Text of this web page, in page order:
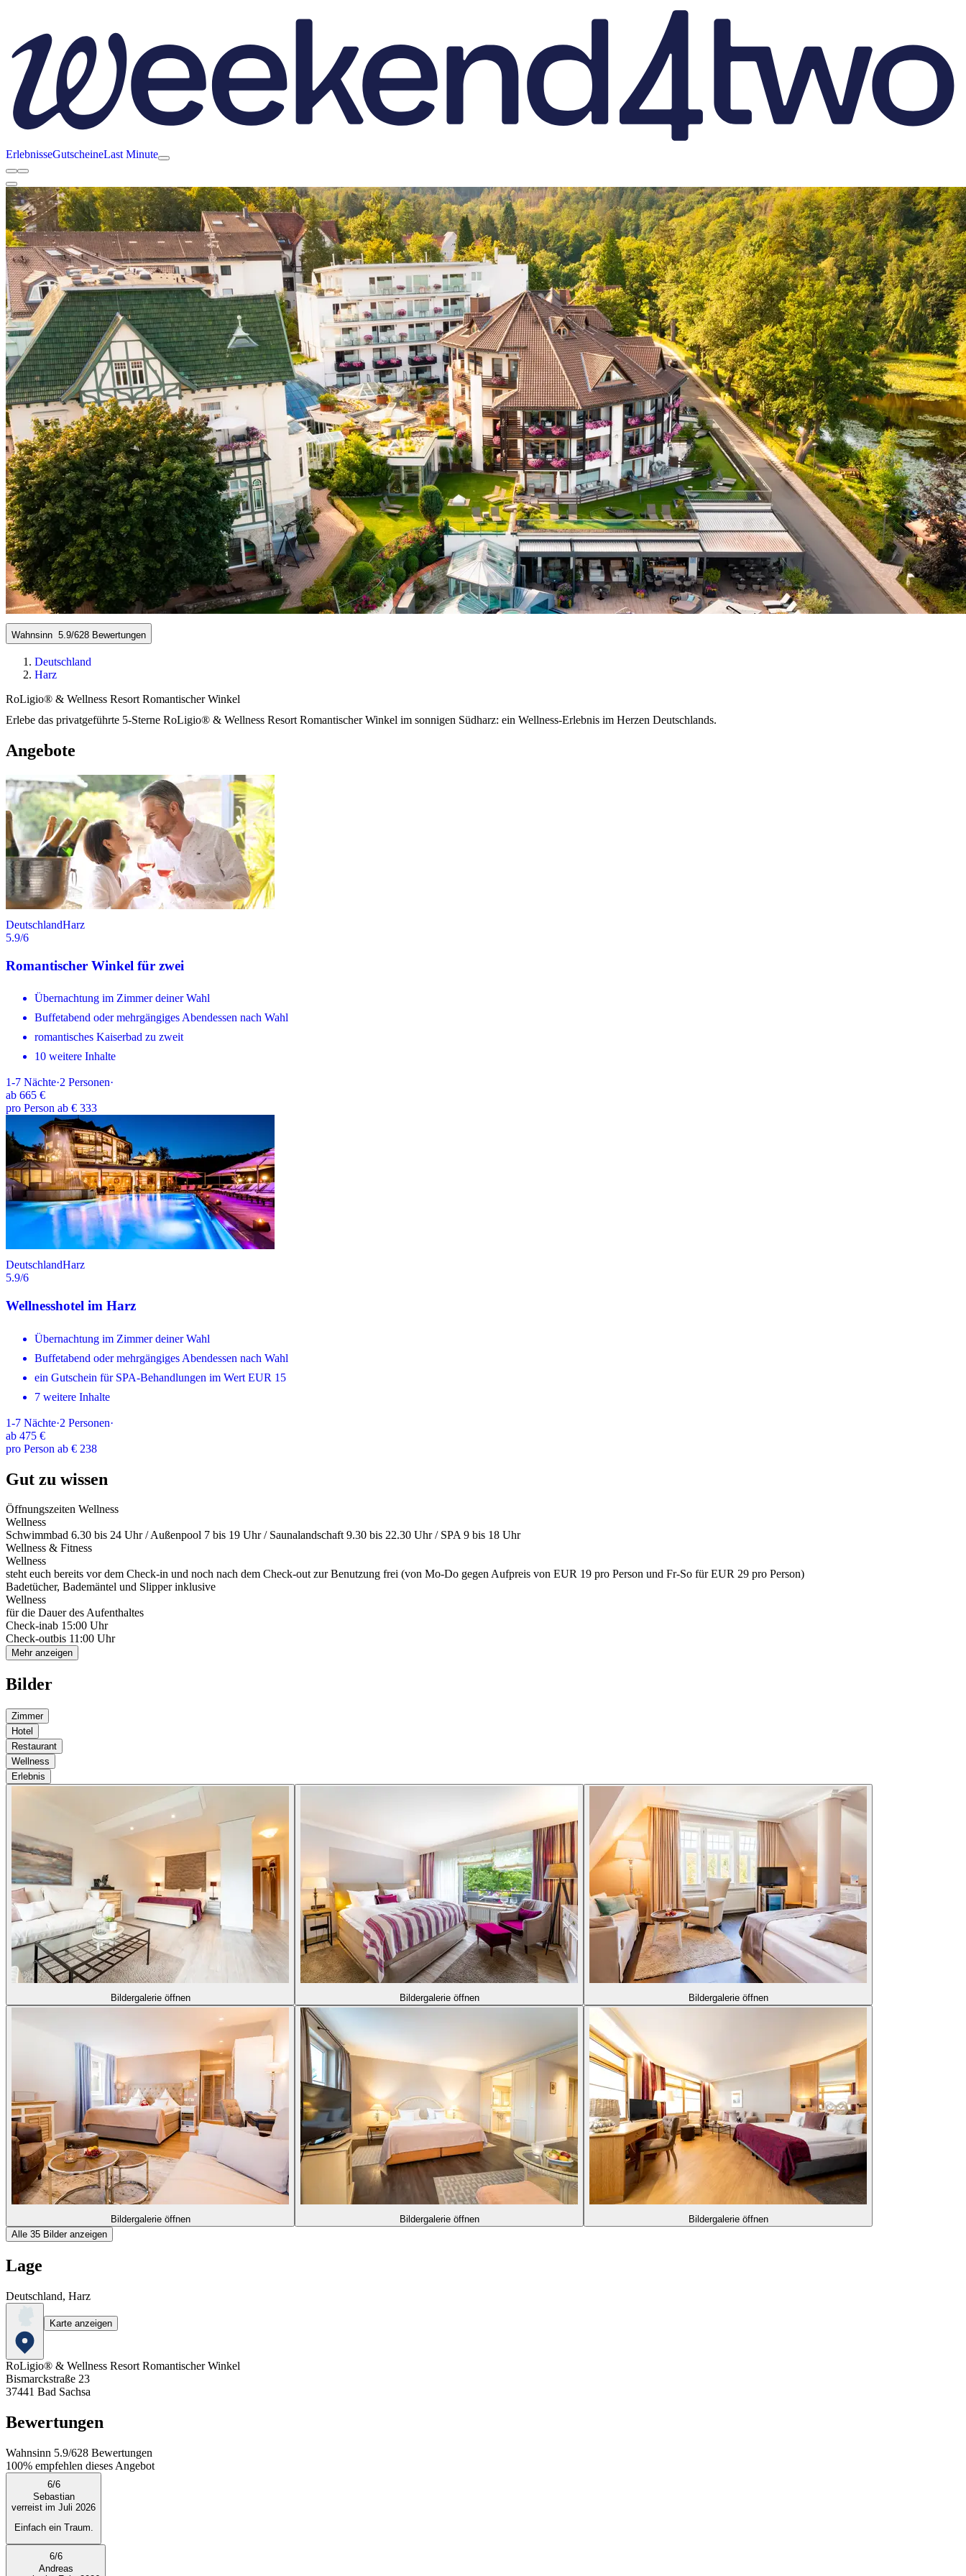
ErlebnisseGutscheineLast Minute
Wahnsinn 5.9/628 Bewertungen
Deutschland
Harz
RoLigio® & Wellness Resort Romantischer Winkel
Erlebe das privatgeführte 5-Sterne RoLigio® & Wellness Resort Romantischer Winkel im sonnigen Südharz: ein Wellness-Erlebnis im Herzen Deutschlands.
Angebote
DeutschlandHarz
5.9/6
Romantischer Winkel für zwei
Übernachtung im Zimmer deiner Wahl
Buffetabend oder mehrgängiges Abendessen nach Wahl
romantisches Kaiserbad zu zweit
10 weitere Inhalte
1-7 Nächte·2 Personen·
ab 665 €
pro Person ab € 333
DeutschlandHarz
5.9/6
Wellnesshotel im Harz
Übernachtung im Zimmer deiner Wahl
Buffetabend oder mehrgängiges Abendessen nach Wahl
ein Gutschein für SPA-Behandlungen im Wert EUR 15
7 weitere Inhalte
1-7 Nächte·2 Personen·
ab 475 €
pro Person ab € 238
Gut zu wissen
Öffnungszeiten Wellness
Wellness
Schwimmbad 6.30 bis 24 Uhr / Außenpool 7 bis 19 Uhr / Saunalandschaft 9.30 bis 22.30 Uhr / SPA 9 bis 18 Uhr
Wellness & Fitness
Wellness
steht euch bereits vor dem Check-in und noch nach dem Check-out zur Benutzung frei (von Mo-Do gegen Aufpreis von EUR 19 pro Person und Fr-So für EUR 29 pro Person)
Badetücher, Bademäntel und Slipper inklusive
Wellness
für die Dauer des Aufenthaltes
Check-inab 15:00 Uhr
Check-outbis 11:00 Uhr
Mehr anzeigen
Bilder
Zimmer
Hotel
Restaurant
Wellness
Erlebnis
Bildergalerie öffnen Bildergalerie öffnen Bildergalerie öffnen
Bildergalerie öffnen Bildergalerie öffnen
Bildergalerie öffnen
Alle 35 Bilder anzeigen
Lage
Deutschland, Harz
Karte anzeigen
RoLigio® & Wellness Resort Romantischer Winkel
Bismarckstraße 23
37441 Bad Sachsa
Bewertungen
Wahnsinn 5.9/628 Bewertungen
100% empfehlen dieses Angebot
6/6
Sebastian
verreist im Juli 2026
Einfach ein Traum.
6/6
Andreas